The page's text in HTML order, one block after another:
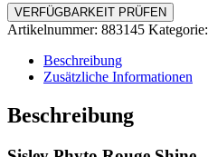
VERFÜGBARKEIT PRÜFEN
Artikelnummer: 883145 Kategorie:
Beschreibung
Zusätzliche Informationen
Beschreibung